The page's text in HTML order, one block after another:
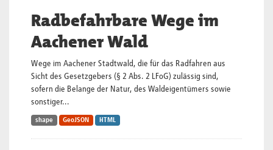
Radbefahrbare Wege im
Aachener Wald
Wege im Aachener Stadtwald, die für das Radfahren aus
Sicht des Gesetzgebers (§ 2 Abs. 2 LFoG) zulässig sind,
sofern die Belange der Natur, des Waldeigentümers sowie
sonstiger...
shape GeoJSON HTML